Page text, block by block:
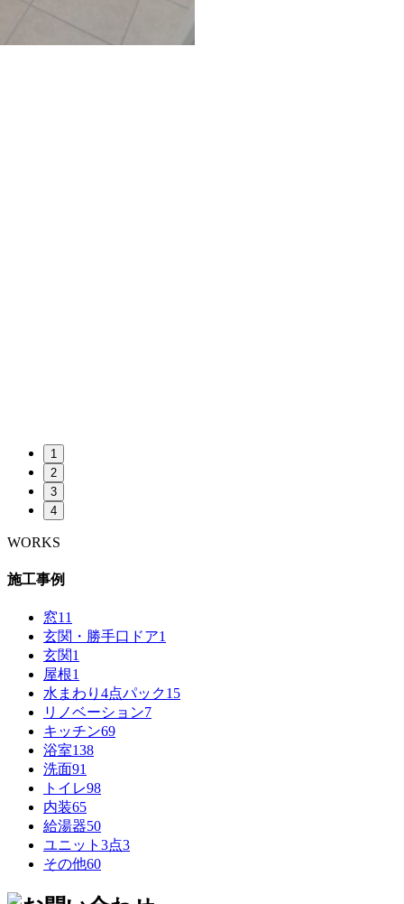
1
2
3
4
WORKS
施工事例
窓11
玄関・勝手口ドア1
玄関1
屋根1
水まわり4点パック15
リノベーション7
キッチン69
浴室138
洗面91
トイレ98
内装65
給湯器50
ユニット3点3
その他60